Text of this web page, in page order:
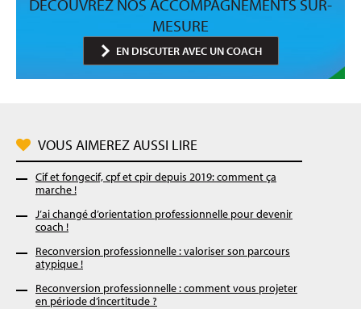
DÉCOUVREZ NOS ACCOMPAGNEMENTS SUR-
MESURE
EN DISCUTER AVEC UN COACH
VOUS AIMEREZ AUSSI LIRE
Cif et fongecif, cpf et cpir depuis 2019: comment ça
marche !
J’ai changé d’orientation professionnelle pour devenir
coach !
Reconversion professionnelle : valoriser son parcours
atypique !
Reconversion professionnelle : comment vous projeter
en période d’incertitude ?